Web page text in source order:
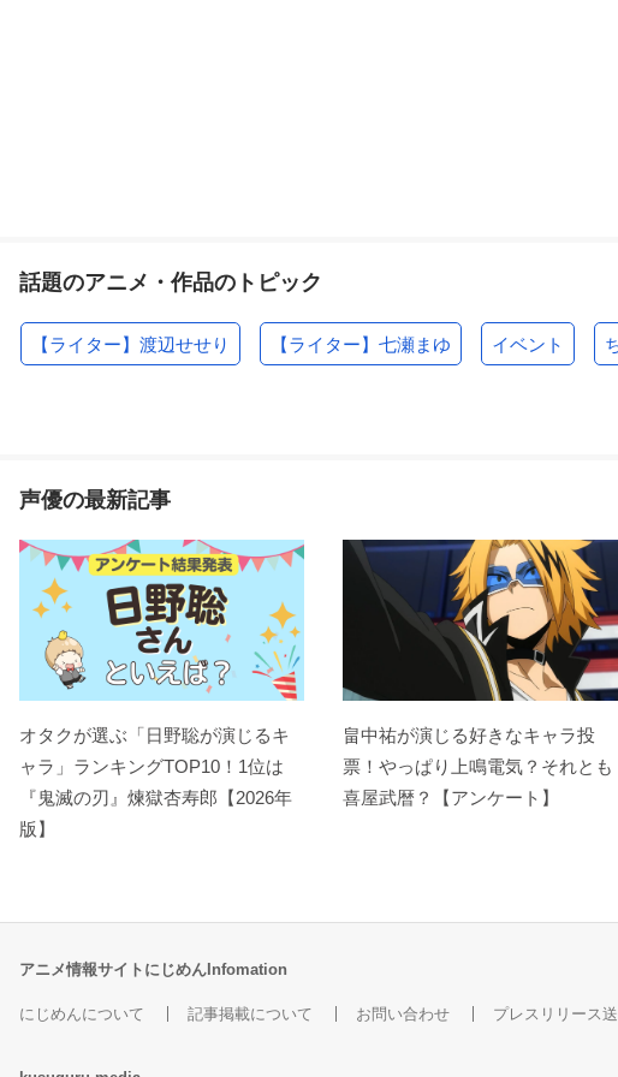
話題のアニメ・作品のトピック
【ライター】渡辺せせり 【ライター】七瀬まゆ イベント
声優の最新記事
オタクが選ぶ「日野聡が演じるキ
ャラ」ランキングTOP10！1位は
『鬼滅の刃』煉󠄁獄杏寿郎【2026年
版】
畠中祐が演じる好きなキャラ投
票！やっぱり上鳴電気？それとも
喜屋武暦？【アンケート】
アニメ情報サイトにじめんInfomation
にじめんについて 記事掲載について お問い合わせ プレスリリース